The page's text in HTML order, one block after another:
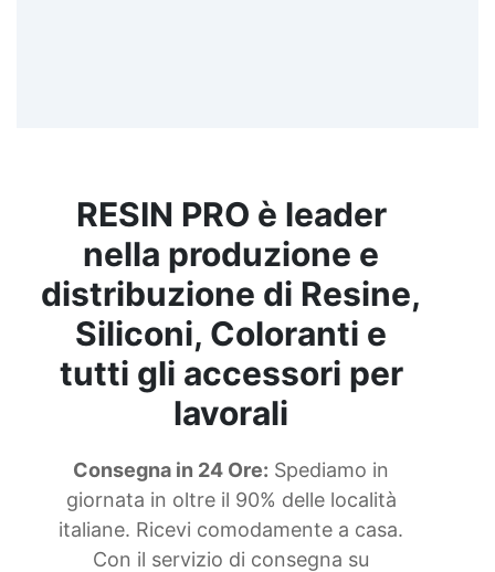
RESIN PRO è leader
nella produzione e
distribuzione di Resine,
Siliconi, Coloranti e
tutti gli accessori per
lavorali
Consegna in 24 Ore: Spediamo in
giornata in oltre il 90% delle località
italiane. Ricevi comodamente a casa.
Con il servizio di consegna su